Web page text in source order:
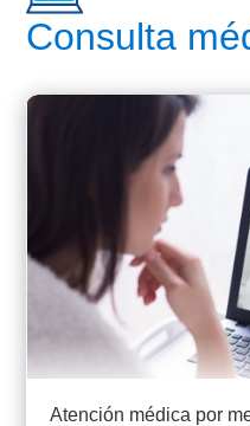
Consulta
Atención médica por